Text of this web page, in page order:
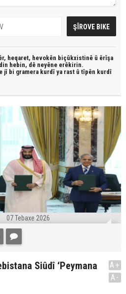
heqaret, hevokên biçûkxistinê û êrîşa
hebin, dê neyêne erêkirin.
jî bi gramera kurdî ya rast û tîpên kurdî
07 Tebaxe 2026
Siûdî ‘Peymana
A+
A-